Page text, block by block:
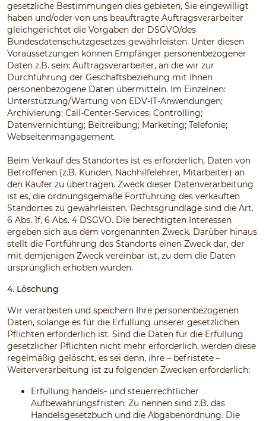
gesetzliche Bestimmungen dies gebieten, Sie eingewilligt
haben und/oder von uns beauftragte Auftragsverarbeiter
gleichgerichtet die Vorgaben der DSGVO/des
Bundesdatenschutzgesetzes gewährleisten. Unter diesen
Voraussetzungen können Empfänger personenbezogener
Daten z.B. sein: Auftragsverarbeiter, an die wir zur
Durchführung der Geschäftsbeziehung mit Ihnen
personenbezogene Daten übermitteln. Im Einzelnen:
Unterstützung/Wartung von EDV-IT-Anwendungen;
Archivierung; Call-Center-Services; Controlling;
Datenvernichtung; Beitreibung; Marketing; Telefonie;
Webseitenmangagement.
Beim Verkauf des Standortes ist es erforderlich, Daten von
Betroffenen (z.B. Kunden, Nachhilfelehrer, Mitarbeiter) an
den Käufer zu übertragen. Zweck dieser Datenverarbeitung
ist es, die ordnungsgemäße Fortführung des verkauften
Standortes zu gewährleisten. Rechtsgrundlage sind die Art.
6 Abs. 1f, 6 Abs. 4 DSGVO. Die berechtigten Interessen
ergeben sich aus dem vorgenannten Zweck. Darüber hinaus
stellt die Fortführung des Standorts einen Zweck dar, der
mit demjenigen Zweck vereinbar ist, zu dem die Daten
ursprünglich erhoben wurden.
4. Löschung
Wir verarbeiten und speichern Ihre personenbezogenen
Daten, solange es für die Erfüllung unserer gesetzlichen
Pflichten erforderlich ist. Sind die Daten für die Erfüllung
gesetzlicher Pflichten nicht mehr erforderlich, werden diese
regelmäßig gelöscht, es sei denn, ihre – befristete –
Weiterverarbeitung ist zu folgenden Zwecken erforderlich:
Erfüllung handels- und steuerrechtlicher
Aufbewahrungsfristen: Zu nennen sind z.B. das
Handelsgesetzbuch und die Abgabenordnung. Die